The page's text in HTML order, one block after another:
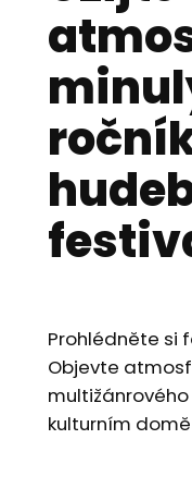
Prohlédněte si
Objevte
kulturním